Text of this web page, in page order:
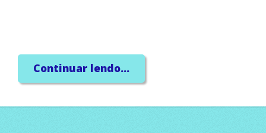
Continuar lendo...